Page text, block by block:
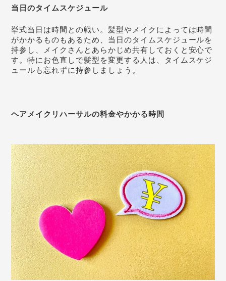
当日のタイムスケジュール
挙式当日は時間との戦い。髪型やメイクによっては時間
がかかるものもあるため、当日のタイムスケジュールを
持参し、メイクさんとあらかじめ共有しておくと安心で
す。特にお色直しで髪型を変更する人は、タイムスケジ
ュールも忘れずに持参しましょう。
ヘアメイクリハーサルの料金やかかる時間